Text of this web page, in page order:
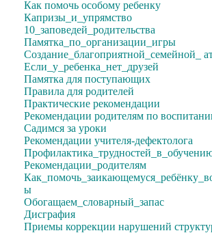
Как помочь особому ребенку
Капризы_и_упрямство
10_заповедей_родительства
Памятка_по_организации_игры
Создание_благоприятной_семейной_
Если_у_ребенка_нет_друзей
Памятка для поступающих
Правила для родителей
Практические рекомендации
Рекомендации родителям по
Садимся за уроки
Рекомендации учителя-дефектолога
Рекомендации_родителям
ы
Обогащаем_словарный_запас
Дисграфия
Приемы коррекции нарушений